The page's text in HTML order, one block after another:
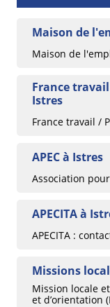
Maison de
Maison de
France
Istres
France travail /
APEC à Istres
Association pour
APECITA à
APECITA :
Missions
Mission locale
et d’orientation